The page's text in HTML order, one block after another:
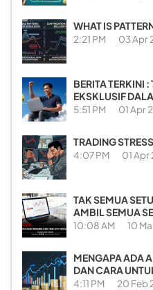
WHAT IS
2:21 PM 03 Apr
BERITA TERKINI
EKSKLUSIF
5:51 PM 01 Apr
TRADING
4:07 PM 01 Apr
TAK SEMUA
AMBIL SEMUA
10:08 AM 10
MENGAPA ADA
DAN CARA
4:11 PM 20 Feb